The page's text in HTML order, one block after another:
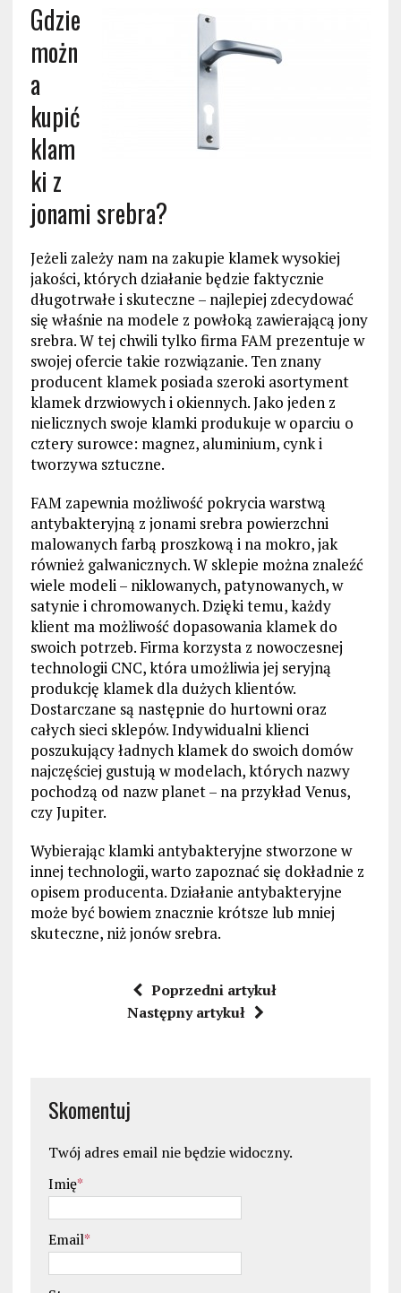
Gdzie
możn
a
kupić
klam
ki z
jonami srebra?
Jeżeli zależy nam na zakupie klamek wysokiej
jakości, których działanie będzie faktycznie
długotrwałe i skuteczne – najlepiej zdecydować
się właśnie na modele z powłoką zawierającą jony
srebra. W tej chwili tylko firma FAM prezentuje w
swojej ofercie takie rozwiązanie. Ten znany
producent klamek posiada szeroki asortyment
klamek drzwiowych i okiennych. Jako jeden z
nielicznych swoje klamki produkuje w oparciu o
cztery surowce: magnez, aluminium, cynk i
tworzywa sztuczne.
FAM zapewnia możliwość pokrycia warstwą
antybakteryjną z jonami srebra powierzchni
malowanych farbą proszkową i na mokro, jak
również galwanicznych. W sklepie można znaleźć
wiele modeli – niklowanych, patynowanych, w
satynie i chromowanych. Dzięki temu, każdy
klient ma możliwość dopasowania klamek do
swoich potrzeb. Firma korzysta z nowoczesnej
technologii CNC, która umożliwia jej seryjną
produkcję klamek dla dużych klientów.
Dostarczane są następnie do hurtowni oraz
całych sieci sklepów. Indywidualni klienci
poszukujący ładnych klamek do swoich domów
najczęściej gustują w modelach, których nazwy
pochodzą od nazw planet – na przykład Venus,
czy Jupiter.
Wybierając klamki antybakteryjne stworzone w
innej technologii, warto zapoznać się dokładnie z
opisem producenta. Działanie antybakteryjne
może być bowiem znacznie krótsze lub mniej
skuteczne, niż jonów srebra.
Poprzedni artykuł
Następny artykuł
Skomentuj
Twój adres email nie będzie widoczny.
Imię*
Email*